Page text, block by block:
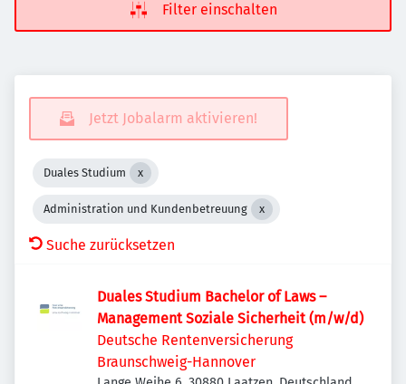
Filter einschalten
Jetzt Jobalarm aktivieren!
Duales Studium
Administration und Kundenbetreuung
Suche zurücksetzen
Duales Studium Bachelor of Laws –
Management Soziale Sicherheit (m/w/d)
Deutsche Rentenversicherung
Braunschweig-Hannover